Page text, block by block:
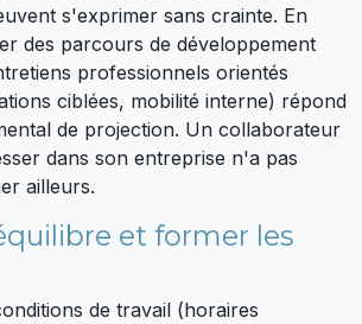
s'exprimer sans crainte. En
des parcours de développement
professionnels orientés
ciblées, mobilité interne) répond
de projection. Un collaborateur
dans son entreprise n'a pas
ailleurs.
et former les
de travail (horaires